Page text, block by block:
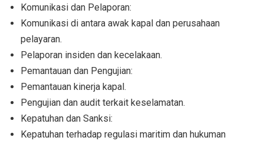
Komunikasi dan Pelaporan:
Komunikasi di antara awak kapal dan perusahaan
pelayaran.
Pelaporan insiden dan kecelakaan.
Pemantauan dan Pengujian:
Pemantauan kinerja kapal.
Pengujian dan audit terkait keselamatan.
Kepatuhan dan Sanksi:
Kepatuhan terhadap regulasi maritim dan hukuman